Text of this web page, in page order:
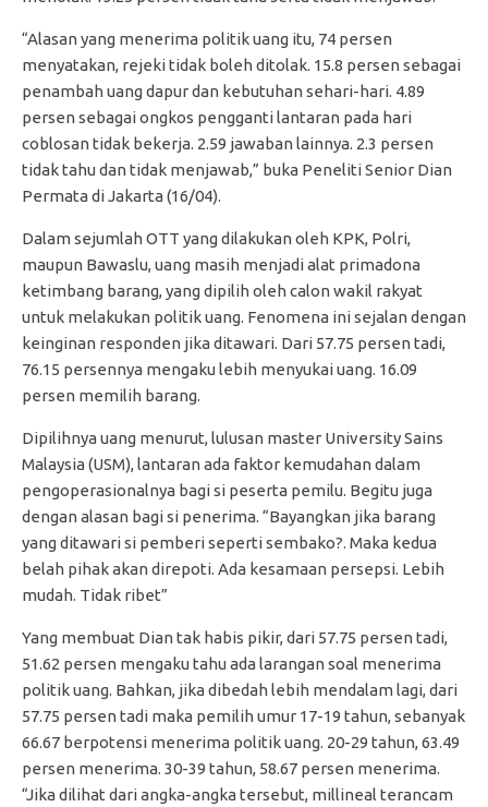
“Alasan yang menerima politik uang itu, 74 persen
menyatakan, rejeki tidak boleh ditolak. 15.8 persen sebagai
penambah uang dapur dan kebutuhan sehari-hari. 4.89
persen sebagai ongkos pengganti lantaran pada hari
coblosan tidak bekerja. 2.59 jawaban lainnya. 2.3 persen
tidak tahu dan tidak menjawab,” buka Peneliti Senior Dian
Permata di Jakarta (16/04).
Dalam sejumlah OTT yang dilakukan oleh KPK, Polri,
maupun Bawaslu, uang masih menjadi alat primadona
ketimbang barang, yang dipilih oleh calon wakil rakyat
untuk melakukan politik uang. Fenomena ini sejalan dengan
keinginan responden jika ditawari. Dari 57.75 persen tadi,
76.15 persennya mengaku lebih menyukai uang. 16.09
persen memilih barang.
Dipilihnya uang menurut, lulusan master University Sains
Malaysia (USM), lantaran ada faktor kemudahan dalam
pengoperasionalnya bagi si peserta pemilu. Begitu juga
dengan alasan bagi si penerima. “Bayangkan jika barang
yang ditawari si pemberi seperti sembako?. Maka kedua
belah pihak akan direpoti. Ada kesamaan persepsi. Lebih
mudah. Tidak ribet”
Yang membuat Dian tak habis pikir, dari 57.75 persen tadi,
51.62 persen mengaku tahu ada larangan soal menerima
politik uang. Bahkan, jika dibedah lebih mendalam lagi, dari
57.75 persen tadi maka pemilih umur 17-19 tahun, sebanyak
66.67 berpotensi menerima politik uang. 20-29 tahun, 63.49
persen menerima. 30-39 tahun, 58.67 persen menerima.
“Jika dilihat dari angka-angka tersebut, millineal terancam